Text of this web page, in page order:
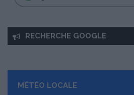
RECHERCHE GOOGLE
MÉTÉO LOCALE